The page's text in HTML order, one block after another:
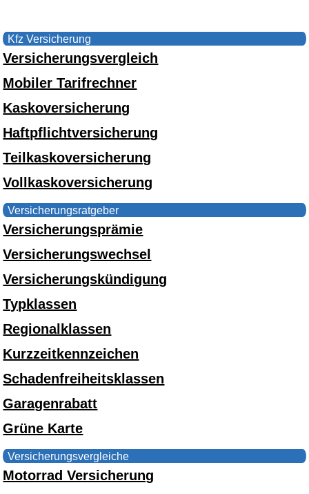
Kfz Versicherung
Versicherungsvergleich
Mobiler Tarifrechner
Kaskoversicherung
Haftpflichtversicherung
Teilkaskoversicherung
Vollkaskoversicherung
Versicherungsratgeber
Versicherungsprämie
Versicherungswechsel
Versicherungskündigung
Typklassen
Regionalklassen
Kurzzeitkennzeichen
Schadenfreiheitsklassen
Garagenrabatt
Grüne Karte
Versicherungsvergleiche
Motorrad Versicherung